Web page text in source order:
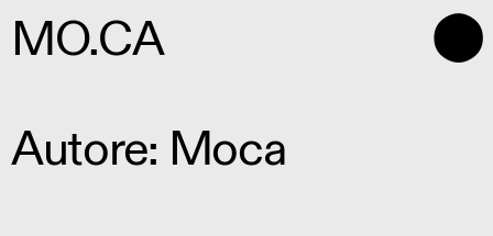
MO.CA
⬤
Autore: Moca